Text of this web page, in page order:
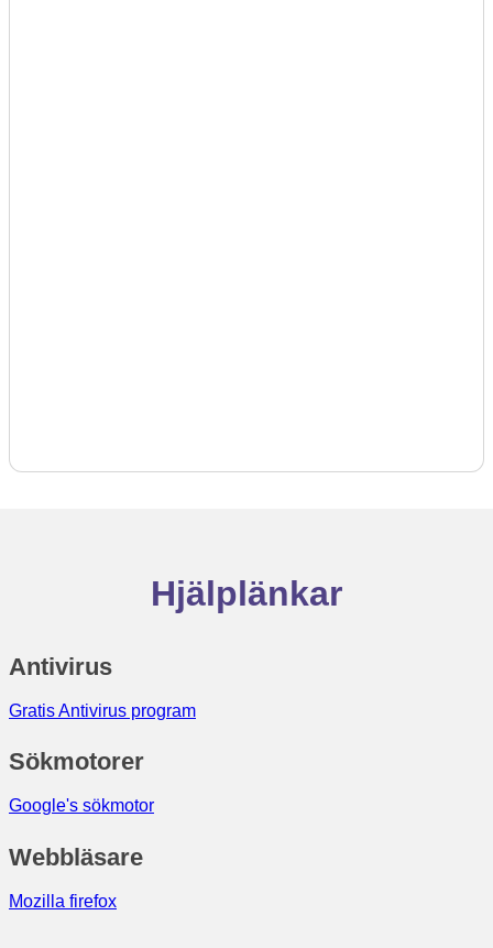
Hjälplänkar
Antivirus
Gratis Antivirus program
Sökmotorer
Google's sökmotor
Webbläsare
Mozilla firefox